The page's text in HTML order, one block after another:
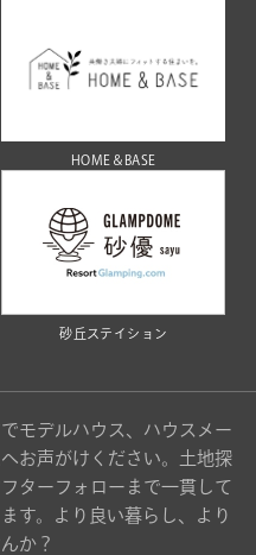
HOME＆BASE
砂丘ステイション
モデルハウス、ハウスメー
お声がけください。土地探
ターフォローまで一貫して
す。より良い暮らし、より
か？